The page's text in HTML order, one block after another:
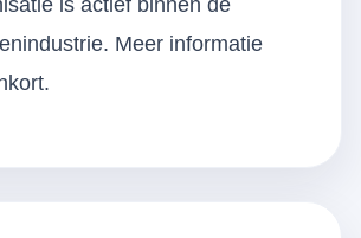
is actief binnen de
Meer informatie